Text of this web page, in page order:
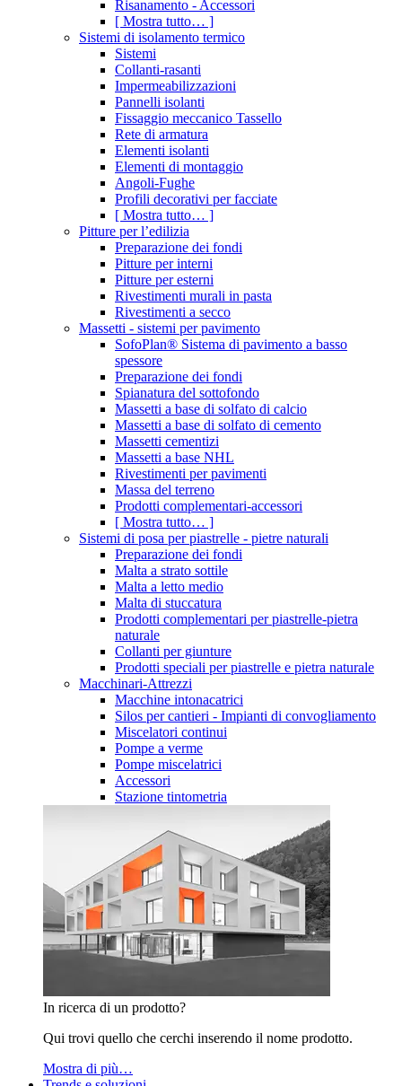
Risanamento - Accessori
[ Mostra tutto… ]
Sistemi di isolamento termico
Sistemi
Collanti-rasanti
Impermeabilizzazioni
Pannelli isolanti
Fissaggio meccanico Tassello
Rete di armatura
Elementi isolanti
Elementi di montaggio
Angoli-Fughe
Profili decorativi per facciate
[ Mostra tutto… ]
Pitture per l’edilizia
Preparazione dei fondi
Pitture per interni
Pitture per esterni
Rivestimenti murali in pasta
Rivestimenti a secco
Massetti - sistemi per pavimento
SofoPlan® Sistema di pavimento a basso
spessore
Preparazione dei fondi
Spianatura del sottofondo
Massetti a base di solfato di calcio
Massetti a base di solfato di cemento
Massetti cementizi
Massetti a base NHL
Rivestimenti per pavimenti
Massa del terreno
Prodotti complementari-accessori
[ Mostra tutto… ]
Sistemi di posa per piastrelle - pietre naturali
Preparazione dei fondi
Malta a strato sottile
Malta a letto medio
Malta di stuccatura
Prodotti complementari per piastrelle-pietra
naturale
Collanti per giunture
Prodotti speciali per piastrelle e pietra naturale
Macchinari-Attrezzi
Macchine intonacatrici
Silos per cantieri - Impianti di convogliamento
Miscelatori continui
Pompe a verme
Pompe miscelatrici
Accessori
Stazione tintometria
In ricerca di un prodotto?
Qui trovi quello che cerchi inserendo il nome prodotto.
Mostra di più…